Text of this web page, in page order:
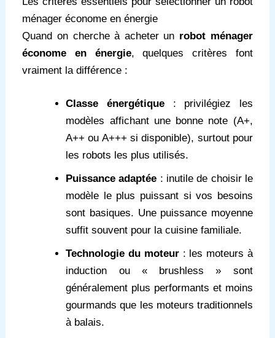
ménager économe en énergie
Quand on cherche à acheter un robot ménager
économe en énergie, quelques critères font
vraiment la différence :
Classe énergétique: privilégiez les
modèles affichant une bonne note (A+,
A++ ou A+++ si disponible), surtout pour
les robots les plus utilisés.
Puissance adaptée : inutile de choisir le
modèle le plus puissant si vos besoins
sont basiques. Une puissance moyenne
suffit souvent pour la cuisine familiale.
Technologie du moteur: les moteurs à
induction ou « brushless » sont
généralement plus performants et moins
gourmands que les moteurs traditionnels
à balais.